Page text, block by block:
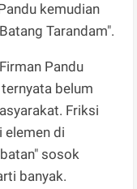
kemudian
Tarandam".
Pandu
belum
Friksi
elemen di
sosok
banyak.